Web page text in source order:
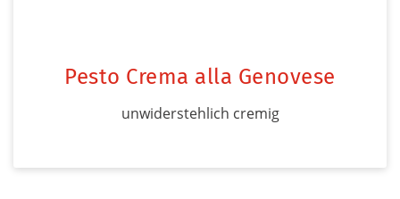
Pesto Crema alla Genovese
unwiderstehlich cremig